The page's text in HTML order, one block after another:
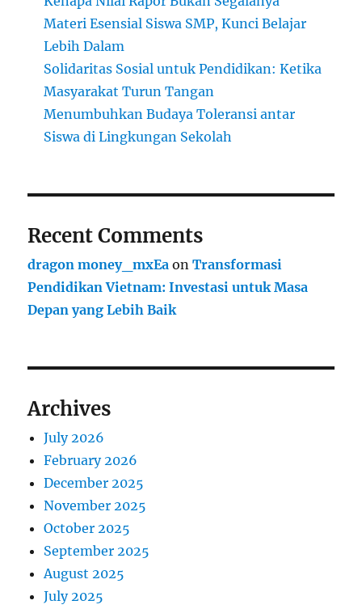
Materi Esensial Siswa SMP, Kunci Belajar
Lebih Dalam
Solidaritas Sosial untuk Pendidikan: Ketika
Masyarakat Turun Tangan
Menumbuhkan Budaya Toleransi antar
Siswa di Lingkungan Sekolah
Recent Comments
dragon money_mxEa onTransformasi
Pendidikan Vietnam: Investasi untuk Masa
Depan yang Lebih Baik
Archives
July 2026
February 2026
December 2025
November 2025
October 2025
September 2025
August 2025
July 2025